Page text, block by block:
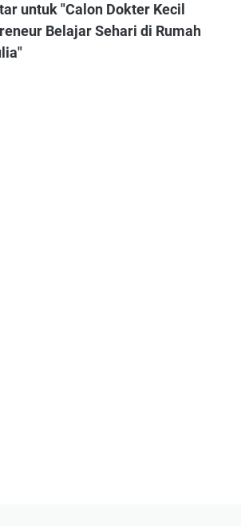
untuk "Calon Dokter Kecil
Belajar Sehari di Rumah